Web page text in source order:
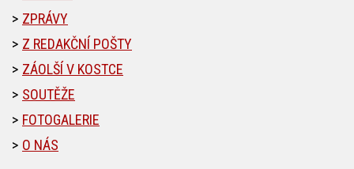
ZPRÁVY
Z REDAKČNÍ POŠTY
ZÁOLŠÍ V KOSTCE
SOUTĚŽE
FOTOGALERIE
O NÁS